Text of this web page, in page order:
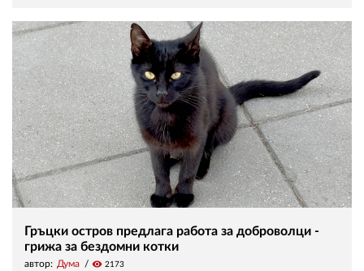
Гръцки остров предлага работа за доброволци -
грижа за бездомни котки
автор: Дума visibility 2173